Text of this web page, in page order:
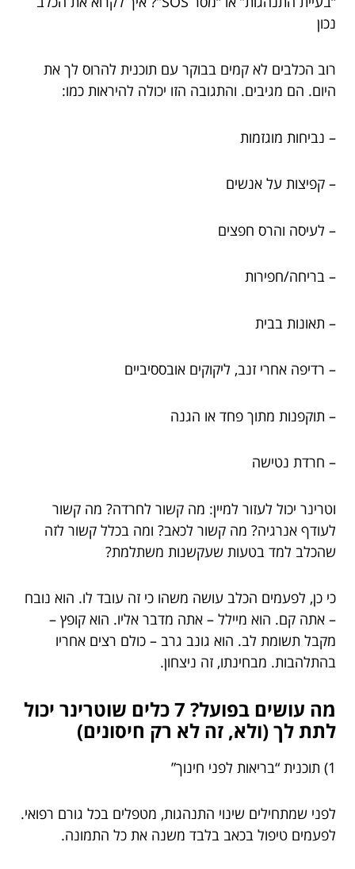
נכון
רוב הכלבים לא קמים בבוקר עם תוכנית להרוס לך את
היום. הם מגיבים. והתגובה הזו יכולה להיראות כמו:
– נביחות מוגזמות
– קפיצות על אנשים
– לעיסה והרס חפצים
– בריחה/חפירות
– תאונות בבית
– רדיפה אחרי זנב, ליקוקים אובססיביים
– תוקפנות מתוך פחד או הגנה
– חרדת נטישה
וטרינר יכול לעזור למיין: מה קשור לחרדה? מה קשור
לעודף אנרגיה? מה קשור לכאב? ומה בכלל קשור לזה
שהכלב למד בטעות שעקשנות משתלמת?
כי כן, לפעמים הכלב עושה משהו כי זה עובד לו. הוא נובח
– אתה קם. הוא מיילל – אתה מדבר אליו. הוא קופץ –
מקבל תשומת לב. הוא גונב גרב – כולם רצים אחריו
בהתלהבות. מבחינתו, זה ניצחון.
מה עושים בפועל? 7 כלים שוטרינר יכול
לתת לך (ולא, זה לא רק חיסונים)
1) תוכנית “בריאות לפני חינוך”
לפני שמתחילים שינוי התנהגות, מטפלים בכל גורם רפואי.
לפעמים טיפול בכאב בלבד משנה את כל התמונה.